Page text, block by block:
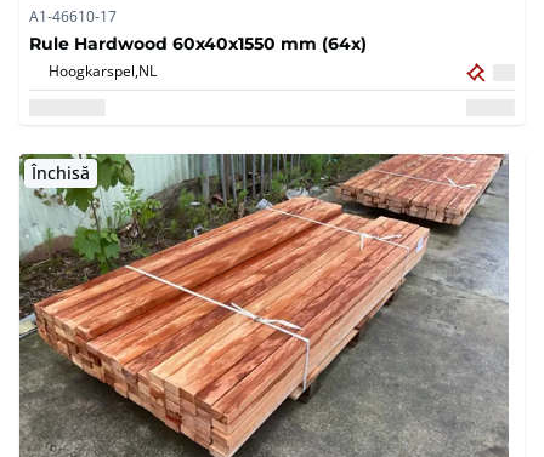
A1-46610-17
Rule Hardwood 60x40x1550 mm (64x)
Hoogkarspel,NL
Închisă